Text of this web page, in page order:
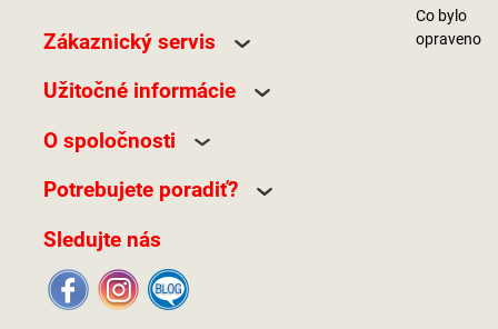
Zákaznický servis
Užitočné informácie
O spoločnosti
Potrebujete poradiť?
Sledujte nás
Co bylo
opraveno